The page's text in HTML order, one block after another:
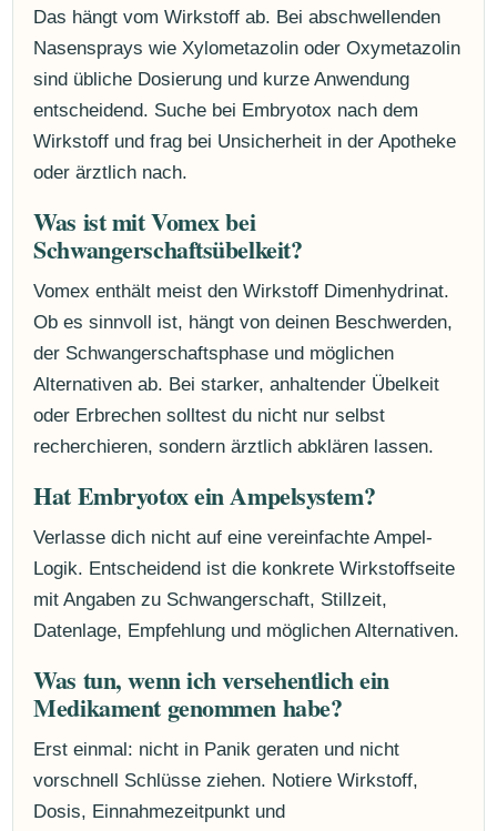
Das hängt vom Wirkstoff ab. Bei abschwellenden
Nasensprays wie Xylometazolin oder Oxymetazolin
sind übliche Dosierung und kurze Anwendung
entscheidend. Suche bei Embryotox nach dem
Wirkstoff und frag bei Unsicherheit in der Apotheke
oder ärztlich nach.
Was ist mit Vomex bei
Schwangerschaftsübelkeit?
Vomex enthält meist den Wirkstoff Dimenhydrinat.
Ob es sinnvoll ist, hängt von deinen Beschwerden,
der Schwangerschaftsphase und möglichen
Alternativen ab. Bei starker, anhaltender Übelkeit
oder Erbrechen solltest du nicht nur selbst
recherchieren, sondern ärztlich abklären lassen.
Hat Embryotox ein Ampelsystem?
Verlasse dich nicht auf eine vereinfachte Ampel-
Logik. Entscheidend ist die konkrete Wirkstoffseite
mit Angaben zu Schwangerschaft, Stillzeit,
Datenlage, Empfehlung und möglichen Alternativen.
Was tun, wenn ich versehentlich ein
Medikament genommen habe?
Erst einmal: nicht in Panik geraten und nicht
vorschnell Schlüsse ziehen. Notiere Wirkstoff,
Dosis, Einnahmezeitpunkt und